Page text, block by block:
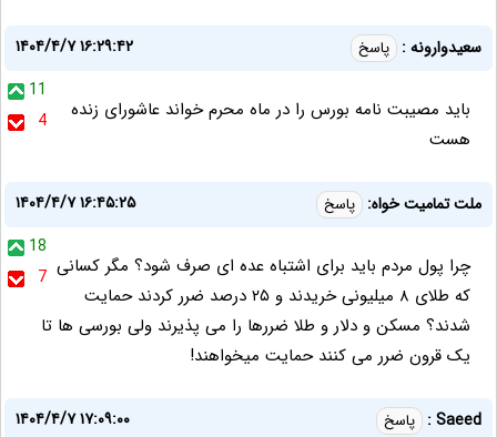
سعیدوارونه : پاسخ
۱۴۰۴/۴/۷ ۱۶:۲۹:۴۲
11
4
باید مصیبت نامه بورس را در ماه محرم خواند عاشورای زنده
هست
ملت تمامیت خواه: پاسخ
۱۴۰۴/۴/۷ ۱۶:۴۵:۲۵
18
7 چرا پول مردم باید برای اشتباه عده ای صرف شود؟ مگر کسانی
که طلای ۸ میلیونی خریدند و ۲۵ درصد ضرر کردند حمایت
شدند؟ مسکن و دلار و طلا ضررها را می پذیرند ولی بورسی ها تا
یک قرون ضرر می کنند حمایت میخواهند!
Saeed : پاسخ
۱۴۰۴/۴/۷ ۱۷:۰۹:۰۰